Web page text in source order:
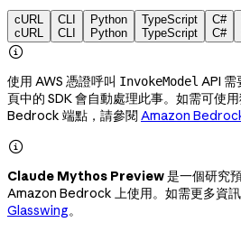
cURL
cURL
CLI
CLI
Python
Python
TypeScript
TypeScript
C#
C#

使用 AWS 憑證呼叫 InvokeModel API 需
頁中的 SDK 會自動處理此事。如需可使
Bedrock 端點，請參閱Amazon

Claude Mythos Preview是一個研究
Amazon Bedrock 上使用。如需更多資
Glasswing。